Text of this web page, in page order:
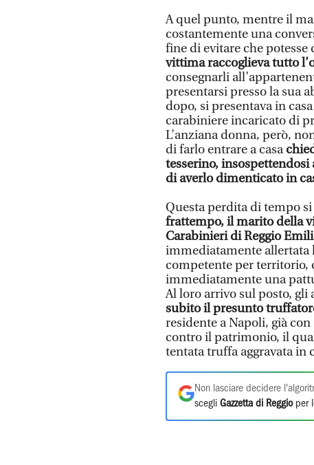
A quel punto, mentre il
costantemente una
fine di evitare che
vittima raccoglieva tutto
consegnarli
presentarsi presso la sua
dopo, si presentava in
carabiniere incaricato di
L’anziana donna, però,
di farlo entrare a casa
tesserino,
di averlo dimenticato in
Questa perdita di tempo
frattempo, il marito della
Carabinieri di Reggio
immediatamente allertata
competente per territorio,
immediatamente una
Al loro arrivo sul posto, gli
subito il presunto
residente a Napoli, già
contro il patrimonio, il
tentata truffa aggravata in
Non lasciare decidere
scegli Gazzetta di Reggioper